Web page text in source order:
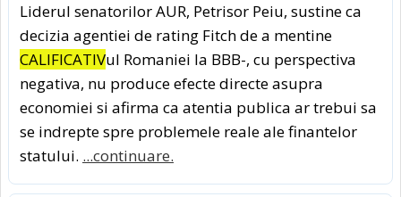
Liderul senatorilor AUR, Petrisor Peiu, sustine ca
decizia agentiei de rating Fitch de a mentine
CALIFICATIVul Romaniei la BBB-, cu perspectiva
negativa, nu produce efecte directe asupra
economiei si afirma ca atentia publica ar trebui sa
se indrepte spre problemele reale ale finantelor
statului. ...continuare.